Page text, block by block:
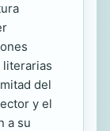
literarias
del
y el
a su